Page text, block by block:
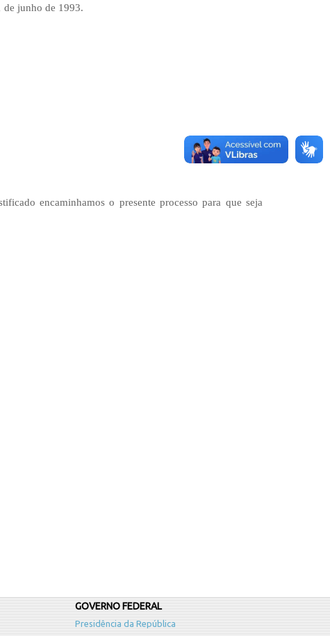
junho de 1993.
encaminhamos o presente processo para que seja
GOVERNO FEDERAL
Presidência da República